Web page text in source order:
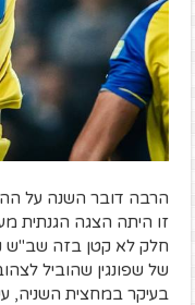
הרבה דובר השנה על
זו היתה הצגה הגנתית
חלק לא קטן בזה שב"ש
של שפונגין שהוביל
בעיקר במחצית השניה,